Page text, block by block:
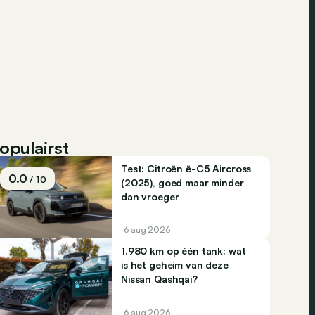
0.0/ 10
Test: Citroën ë-C5 Aircross
(2025), goed maar minder
dan vroeger
6 aug 2026
1.980 km op één tank: wat
is het geheim van deze
Nissan Qashqai?
6 aug 2026